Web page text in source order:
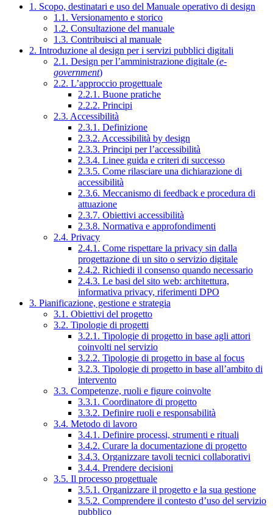
1. Scopo, destinatari e uso del Manuale operativo di design
1.1. Versionamento e storico
1.2. Consultazione del manuale
1.3. Contribuisci al manuale
2. Introduzione al design per i servizi pubblici digitali
2.1. Design per l’amministrazione digitale (e-
government)
2.2. L’approccio progettuale
2.2.1. Buone pratiche
2.2.2. Principi
2.3. Accessibilità
2.3.1. Definizione
2.3.2. Accessibilità by design
2.3.3. Principi per l’accessibilità
2.3.4. Linee guida e criteri di successo
2.3.5. Come rilasciare una dichiarazione di
accessibilità
2.3.6. Meccanismo di feedback e procedura di
attuazione
2.3.7. Obiettivi accessibilità
2.3.8. Normativa e approfondimenti
2.4. Privacy
2.4.1. Come rispettare la privacy sin dalla
progettazione di un sito o servizio digitale
2.4.2. Richiedi il consenso quando necessario
2.4.3. Le basi del sito web: architettura,
informativa privacy, riferimenti DPO
3. Pianificazione, gestione e strategia
3.1. Obiettivi del progetto
3.2. Tipologie di progetti
3.2.1. Tipologie di progetto in base agli attori
coinvolti nel servizio
3.2.2. Tipologie di progetto in base al focus
3.2.3. Tipologie di progetto in base all’ambito di
intervento
3.3. Competenze, ruoli e figure coinvolte
3.3.1. Coordinatore di progetto
3.3.2. Definire ruoli e responsabilità
3.4. Metodo di lavoro
3.4.1. Definire processi, strumenti e rituali
3.4.2. Curare la documentazione di progetto
3.4.3. Organizzare tavoli tecnici collaborativi
3.4.4. Prendere decisioni
3.5. Il processo progettuale
3.5.1. Organizzare il progetto e la sua gestione
3.5.2. Comprendere il contesto d’uso del servizio
pubblico